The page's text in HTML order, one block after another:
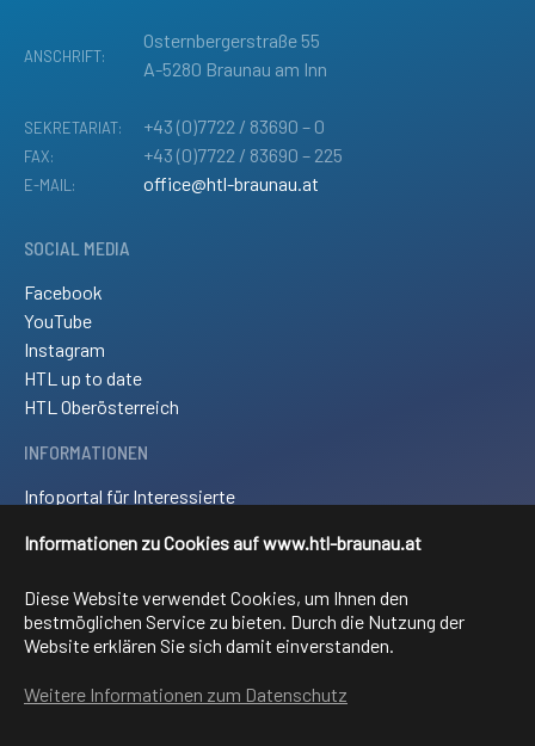
Informationen zu Cookies auf www.htl-braunau.at
Diese Website verwendet Cookies, um Ihnen den
bestmöglichen Service zu bieten. Durch die Nutzung der
Website erklären Sie sich damit einverstanden.
Weitere Informationen zum Datenschutz
ANSCHRIFT:
Osternbergerstraße 55
A-5280 Braunau am Inn
SEKRETARIAT: +43 (0)7722 / 83690 – 0
FAX: +43 (0)7722 / 83690 – 225
E-MAIL: office@htl-braunau.at
SOCIAL MEDIA
Facebook
YouTube
Instagram
HTL up to date
HTL Oberösterreich
INFORMATIONEN
Infoportal für Interessierte
Downloads
Sitemap
FACHRICHTUNGEN
Elektronik und technische Informatik